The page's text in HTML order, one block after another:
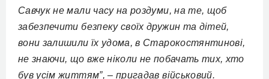
Савчук не мали часу на роздуми, на те, щоб
забезпечити безпеку своїх дружин та дітей,
вони залишили їх удома, в Старокостянтинові,
не знаючи, що вже ніколи не побачать тих, хто
був усім життям”, – пригадав військовий.